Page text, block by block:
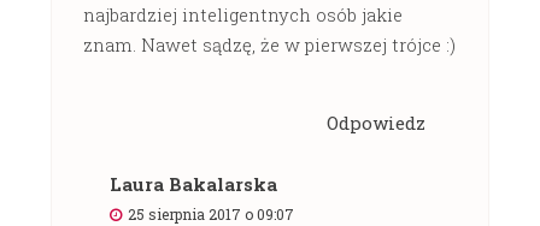
najbardziej inteligentnych osób jakie
znam. Nawet sądzę, że w pierwszej trójce :)
Odpowiedz
Laura Bakalarska
25 sierpnia 2017 o 09:07